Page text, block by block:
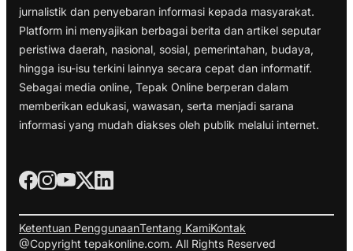
jurnalistik dan penyebaran informasi kepada masyarakat.
Platform ini menyajikan berbagai berita dan artikel seputar
peristiwa daerah, nasional, sosial, pemerintahan, budaya,
hingga isu-isu terkini lainnya secara cepat dan informatif.
Sebagai media online, Tepak Online berperan dalam
memberikan edukasi, wawasan, serta menjadi sarana
informasi yang mudah diakses oleh publik melalui internet.
Ketentuan PenggunaanTentang KamiKontak
@Copyright tepakonline.com. All Rights Reserved